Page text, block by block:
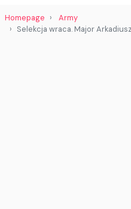
Homepage
Army
Selekcja wraca. Major